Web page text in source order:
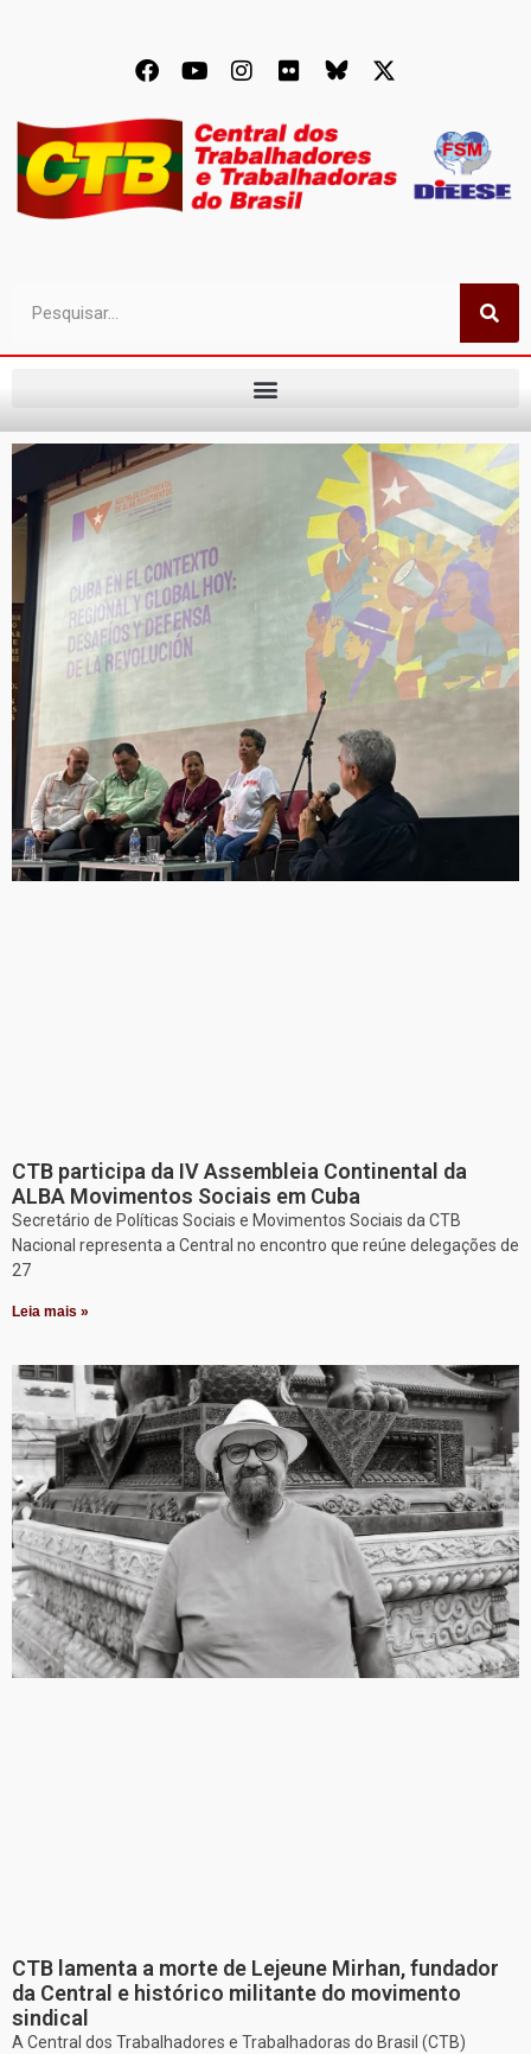
CTB participa da IV Assembleia Continental da
ALBA Movimentos Sociais em Cuba
Secretário de Políticas Sociais e Movimentos Sociais da CTB
Nacional representa a Central no encontro que reúne delegações de
27
Leia mais »
CTB lamenta a morte de Lejeune Mirhan, fundador
da Central e histórico militante do movimento
sindical
A Central dos Trabalhadores e Trabalhadoras do Brasil (CTB)